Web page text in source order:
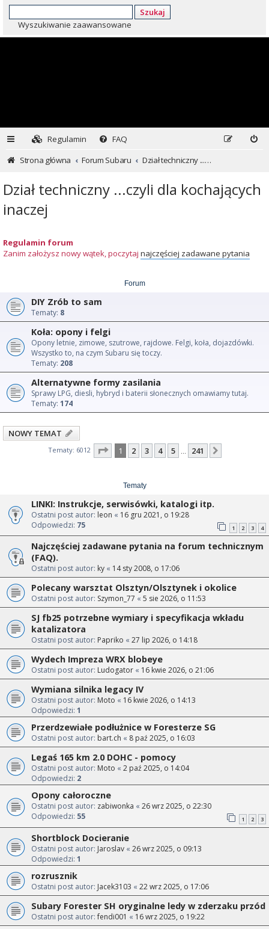
Szukaj
Wyszukiwanie zaawansowane
Regulamin
FAQ
Strona główna
Forum Subaru Dział techniczny ...czyli dla kochających inaczej
Dział techniczny ...czyli dla kochających
inaczej
Regulamin forum
Zanim założysz nowy wątek, poczytaj najczęściej zadawane pytania
Forum
DIY Zrób to sam
Tematy: 8
Koła: opony i felgi
Opony letnie, zimowe, szutrowe, rajdowe. Felgi, koła, dojazdówki.
Wszystko to, na czym Subaru się toczy.
Tematy: 208
Alternatywne formy zasilania
Sprawy LPG, diesli, hybryd i baterii słonecznych omawiamy tutaj.
Tematy: 174
NOWY TEMAT
Tematy: 6012 Strona z241
1 2 3 4 5 241
Tematy
LINKI: Instrukcje, serwisówki, katalogi itp.
Ostatni post autor: leon « 16 gru 2021, o 19:28
Odpowiedzi: 75 1 2 3 4
Najczęściej zadawane pytania na forum technicznym
(FAQ).
Ostatni post autor: ky « 14 sty 2008, o 17:06
Polecany warsztat Olsztyn/Olsztynek i okolice
Ostatni post autor: Szymon_77 « 5 sie 2026, o 11:53
SJ fb25 potrzebne wymiary i specyfikacja wkładu
katalizatora
Ostatni post autor: Papriko « 27 lip 2026, o 14:18
Wydech Impreza WRX blobeye
Ostatni post autor: Ludogator « 16 kwie 2026, o 21:06
Wymiana silnika legacy IV
Ostatni post autor: Moto « 16 kwie 2026, o 14:13
Odpowiedzi: 1
Przerdzewiałe podłużnice w Foresterze SG
Ostatni post autor: bart.ch « 8 paź 2025, o 16:03
Legaś 165 km 2.0 DOHC - pomocy
Ostatni post autor: Moto « 2 paź 2025, o 14:04
Odpowiedzi: 2
Opony całoroczne
Ostatni post autor: zabiwonka « 26 wrz 2025, o 22:30
Odpowiedzi: 55 1 2 3
Shortblock Docieranie
Ostatni post autor: Jaroslav « 26 wrz 2025, o 09:13
Odpowiedzi: 1
rozrusznik
Ostatni post autor: Jacek3103 « 22 wrz 2025, o 17:06
Subary Forester SH oryginalne ledy w zderzaku przód
Ostatni post autor:fendi001 « 16 wrz 2025, o 19:22